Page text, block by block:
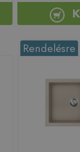
Rendelésre